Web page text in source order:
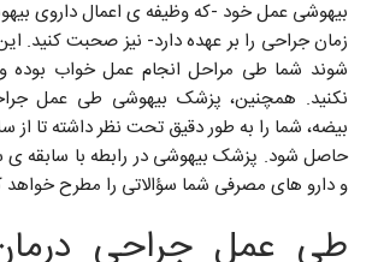
بیهوشی عمل خود -که وظيفه ی اعمال داروی
زمان جراحی را بر عهده دارد- نیز صحبت کنید.
شوند شما طی مراحل انجام عمل خواب بوده
نکنید. همچنين، پزشک بیهوشی طی عمل
بیضه، شما را به طور دقیق تحت نظر داشته تا از
حاصل شود. پزشک بیهوشی در رابطه با سابقه ی
و دارو های مصرفی شما سؤالاتی را مطرح خواهد
طی عمل جراحی